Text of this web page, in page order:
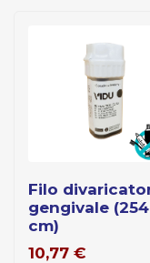
filo divaricatore
gengivale (254
cm)
10,77 €